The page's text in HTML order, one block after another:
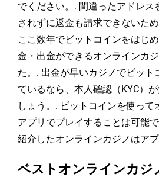
でください。. 間違ったアドレス
されずに返金も請求できないた
ここ数年でビットコインをはじ
金・出金ができるオンラインカ
た。. 出金が早いカジノでビット
ているなら、本人確認（KYC）
しょう。. ビットコインを使って
アプリでプレイすることは可能
紹介したオンラインカジノはア
ベストオンラインカジ